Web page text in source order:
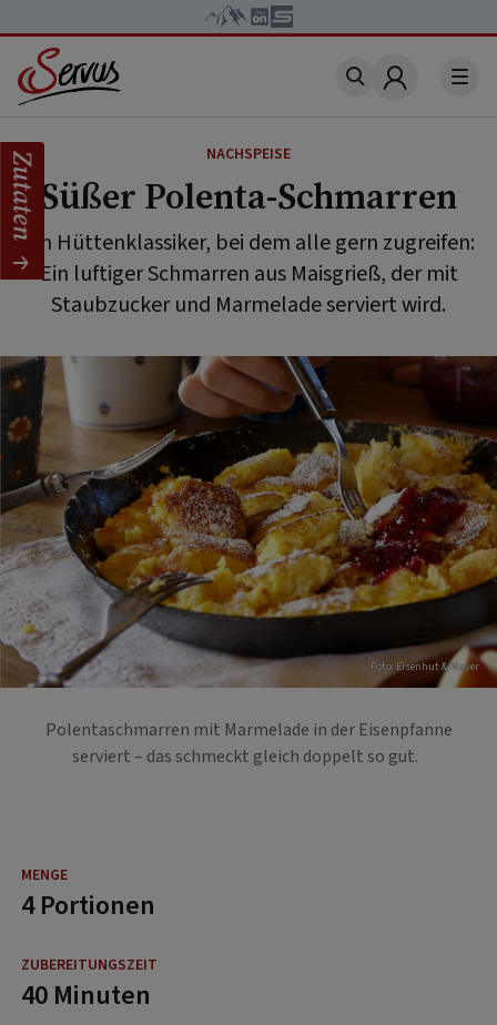
Account
NACHSPEISE
Süßer Polenta-Schmarren
Ein Hüttenklassiker, bei dem alle gern zugreifen:
Ein luftiger Schmarren aus Maisgrieß, der mit
Staubzucker und Marmelade serviert wird.
Foto: Eisenhut & Mayer
Polentaschmarren mit Marmelade in der Eisenpfanne
serviert – das schmeckt gleich doppelt so gut.
4 Portionen
40 Minuten
Zutaten